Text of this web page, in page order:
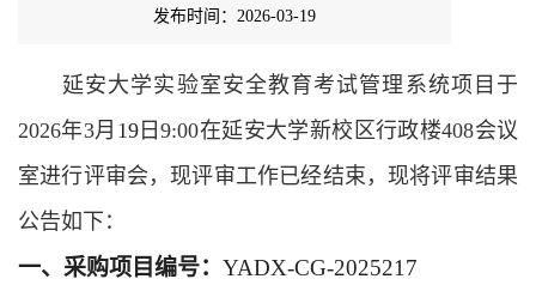
发布时间：2026-03-19
延安大学实验室安全教育考试管理系统项目于
2026年3月 19日9:00在延安大学新校区行政楼408会议
室进行评审会，现评审工作已经结束，现将评审结果
公告如下：
一、采购项目编号： YADX-CG-2025217